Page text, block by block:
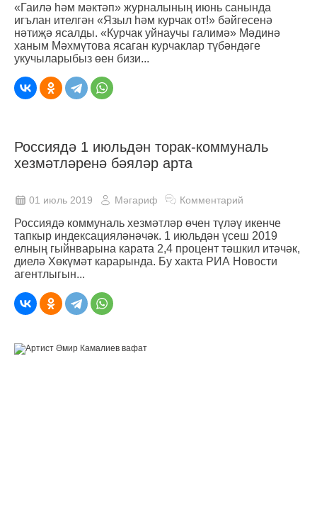
«Гаилә һәм мәктәп» журналының июнь санында
игълан ителгән «Языл һәм курчак от!» бәйгесенә
нәтиҗә ясалды. «Курчак уйнаучы галимә» Мәдинә
ханым Мәхмүтова ясаган курчаклар түбәндәге
укучыларыбыз өен бизи...
Россиядә 1 июльдән торак-коммуналь
хезмәтләренә бәяләр арта
01 июль 2019 Мәгариф Комментарий
Россиядә коммуналь хезмәтләр өчен түләү икенче
тапкыр индексацияләнәчәк. 1 июльдән үсеш 2019
елның гыйнварына карата 2,4 процент тәшкил итәчәк,
диелә Хөкүмәт карарында. Бу хакта РИА Новости
агентлыгын...